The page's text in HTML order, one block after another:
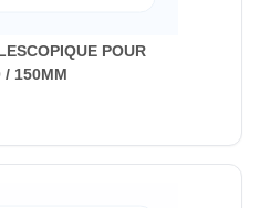
POUR
/ 150MM